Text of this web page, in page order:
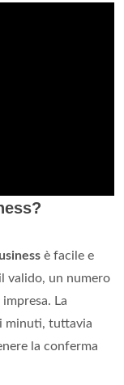
è facile e
valido, un numero
La
minuti, tuttavia
la conferma